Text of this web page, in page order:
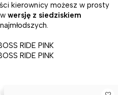
kierownicy możesz w prosty
wersję z siedziskiem